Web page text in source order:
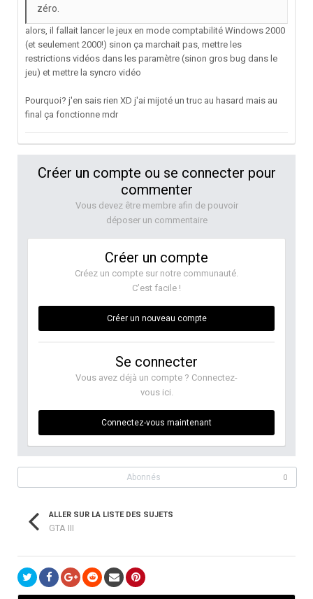
zéro.
alors, il fallait lancer le jeux en mode comptabilité Windows 2000
(et seulement 2000!) sinon ça marchait pas, mettre les
restrictions vidéos dans les paramètre (sinon gros bug dans le
jeu) et mettre la syncro vidéo
Pourquoi? j'en sais rien XD j'ai mijoté un truc au hasard mais au
final ça fonctionne mdr
Créer un compte ou se connecter pour
commenter
Vous devez être membre afin de pouvoir
déposer un commentaire
Créer un compte
Créez un compte sur notre communauté.
C’est facile !
Créer un nouveau compte
Se connecter
Vous avez déjà un compte ? Connectez-
vous ici.
Connectez-vous maintenant
Abonnés 0
ALLER SUR LA LISTE DES SUJETS
GTA III